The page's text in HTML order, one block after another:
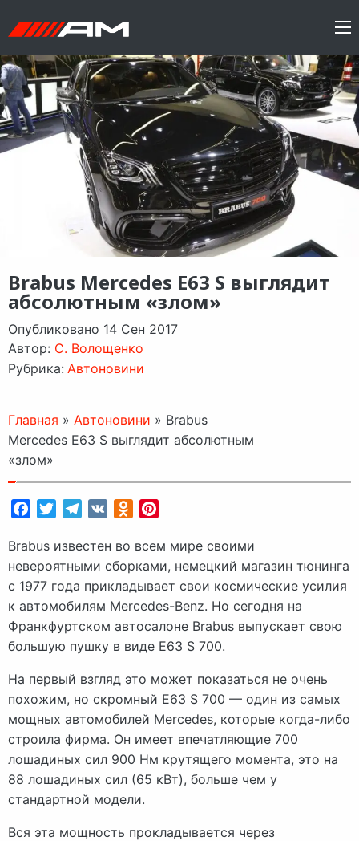
Brabus Mercedes E63 S выглядит
абсолютным «злом»
Опубликовано 14 Сен 2017
Автор: C. Волощенко
Рубрика: Автоновини
Главная » Автоновини » Brabus
Mercedes E63 S выглядит абсолютным
«злом»
FacebookTwitterTelegram
VK Odnoklassniki
Brabus известен во всем мире своими
невероятными сборками, немецкий магазин тюнинга
с 1977 года прикладывает свои космические усилия
к автомобилям Mercedes-Benz. Но сегодня на
Франкфуртском автосалоне Brabus выпускает свою
большую пушку в виде E63 S 700.
На первый взгляд это может показаться не очень
похожим, но скромный E63 S 700 — один из самых
мощных автомобилей Mercedes, которые когда-либо
строила фирма. Он имеет впечатляющие 700
лошадиных сил 900 Нм крутящего момента, это на
88 лошадиных сил (65 кВт), больше чем у
стандартной модели.
Вся эта мощность прокладывается через